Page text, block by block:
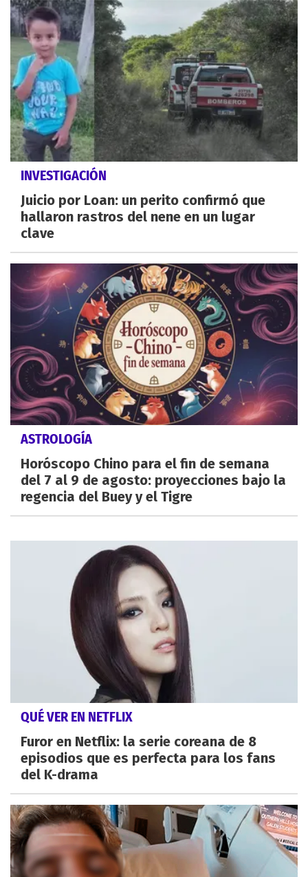
INVESTIGACIÓN
Juicio por Loan: un perito confirmó que
hallaron rastros del nene en un lugar
clave
ASTROLOGÍA
Horóscopo Chino para el fin de semana
del 7 al 9 de agosto: proyecciones bajo la
regencia del Buey y el Tigre
QUÉ VER EN NETFLIX
Furor en Netflix: la serie coreana de 8
episodios que es perfecta para los fans
del K-drama